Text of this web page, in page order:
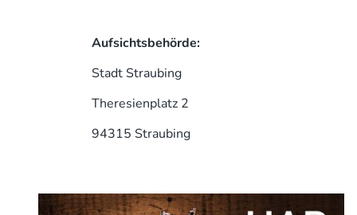
Aufsichtsbehörde:
Stadt Straubing
Theresienplatz 2
94315 Straubing